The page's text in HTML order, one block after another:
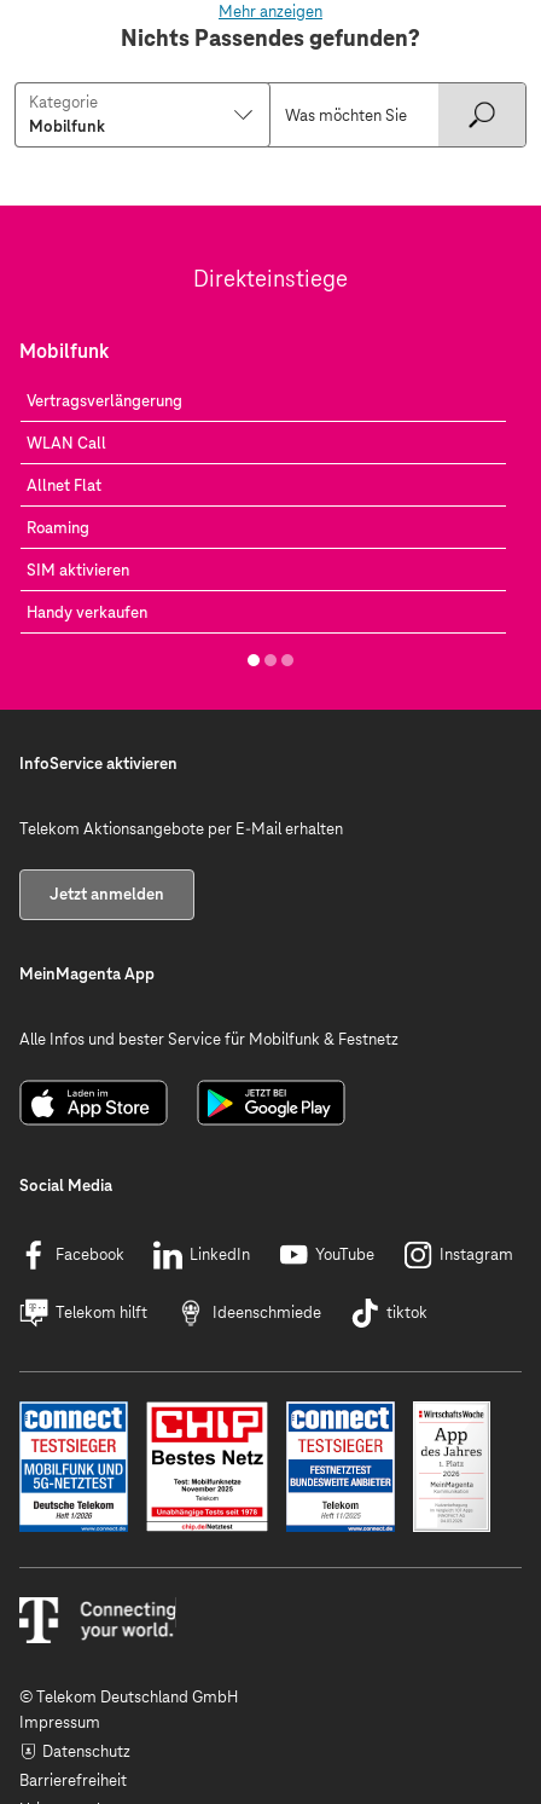
Mehr anzeigen
Nichts Passendes gefunden?
Kategorie
Direkteinstiege
Mobilfunk
Vertragsverlängerung
WLAN Call
Allnet Flat
Roaming
SIM aktivieren
Handy verkaufen
InfoService aktivieren
Telekom Aktionsangebote per E-Mail erhalten
Jetzt anmelden
MeinMagenta App
Alle Infos und bester Service für Mobilfunk & Festnetz
Social Media
Facebook LinkedIn YouTube Instagram
Telekom hilft Ideenschmiede tiktok
© Telekom Deutschland GmbH
Impressum
Datenschutz
Barrierefreiheit